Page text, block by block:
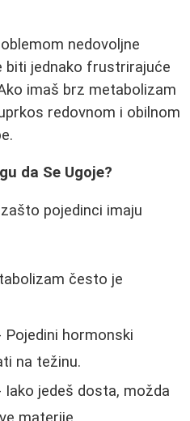
nedovoljne
biti jednako frustrirajuće
imaš brz metabolizam
redovnom i obilnom
da Se Ugoje?
pojedinci imaju
često je
Pojedini hormonski
na težinu.
Iako jedeš dosta, možda